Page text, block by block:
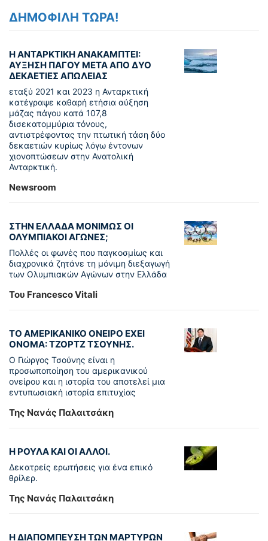
ΔΗΜΟΦΙΛΗ ΤΩΡΑ!
Η ΑΝΤΑΡΚΤΙΚΗ ΑΝΑΚΑΜΠΤΕΙ:
ΑΥΞΗΣΗ ΠΑΓΟΥ ΜΕΤΑ ΑΠΟ ΔΥΟ
ΔΕΚΑΕΤΙΕΣ ΑΠΩΛΕΙΑΣ
εταξύ 2021 και 2023 η Ανταρκτική
κατέγραψε καθαρή ετήσια αύξηση
μάζας πάγου κατά 107,8
δισεκατομμύρια τόνους,
αντιστρέφοντας την πτωτική τάση δύο
δεκαετιών κυρίως λόγω έντονων
χιονοπτώσεων στην Ανατολική
Ανταρκτική.
Newsroom
ΣΤΗΝ ΕΛΛΑΔΑ ΜΟΝΙΜΩΣ ΟΙ
ΟΛΥΜΠΙΑΚΟΙ ΑΓΩΝΕΣ;
Πολλές οι φωνές που παγκοσμίως και
διαχρονικά ζητάνε τη μόνιμη διεξαγωγή
των Ολυμπιακών Αγώνων στην Ελλάδα
Του Francesco Vitali
ΤΟ ΑΜΕΡΙΚΑΝΙΚΟ ΟΝΕΙΡΟ ΕΧΕΙ
ΟΝΟΜΑ: ΤΖΟΡΤΖ ΤΣΟΥΝΗΣ.
Ο Γιώργος Τσούνης είναι η
προσωποποίηση του αμερικανικού
ονείρου και η ιστορία του αποτελεί μια
εντυπωσιακή ιστορία επιτυχίας
Της Νανάς Παλαιτσάκη
Η ΡΟΥΛΑ ΚΑΙ ΟΙ ΑΛΛΟΙ.
Δεκατρείς ερωτήσεις για ένα επικό
θρίλερ.
Της Νανάς Παλαιτσάκη
Η ΔΙΑΠΟΜΠΕΥΣΗ ΤΩΝ ΜΑΡΤΥΡΩΝ